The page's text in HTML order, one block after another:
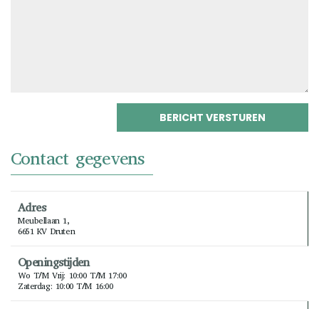
Contact gegevens
Adres
Meubellaan 1,
6651 KV Druten
Openingstijden
Wo T/m Vrij: 10:00 T/m 17:00
Zaterdag: 10:00 T/m 16:00